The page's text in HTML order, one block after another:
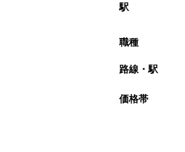
駅
職種
路線・駅
価格帯